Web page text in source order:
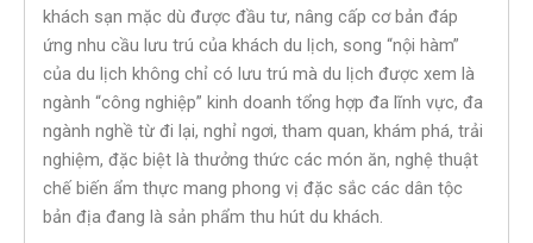
khách sạn mặc dù được đầu tư, nâng cấp cơ bản đáp
ứng nhu cầu lưu trú của khách du lịch, song “nội hàm”
của du lịch không chỉ có lưu trú mà du lịch được xem là
ngành “công nghiệp” kinh doanh tổng hợp đa lĩnh vực, đa
ngành nghề từ đi lại, nghỉ ngơi, tham quan, khám phá, trải
nghiệm, đặc biệt là thưởng thức các món ăn, nghệ thuật
chế biến ẩm thực mang phong vị đặc sắc các dân tộc
bản địa đang là sản phẩm thu hút du khách.